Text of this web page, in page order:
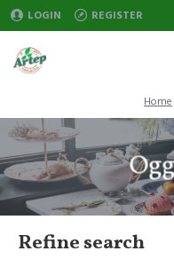
LOGIN REGISTER
Home
Refine search